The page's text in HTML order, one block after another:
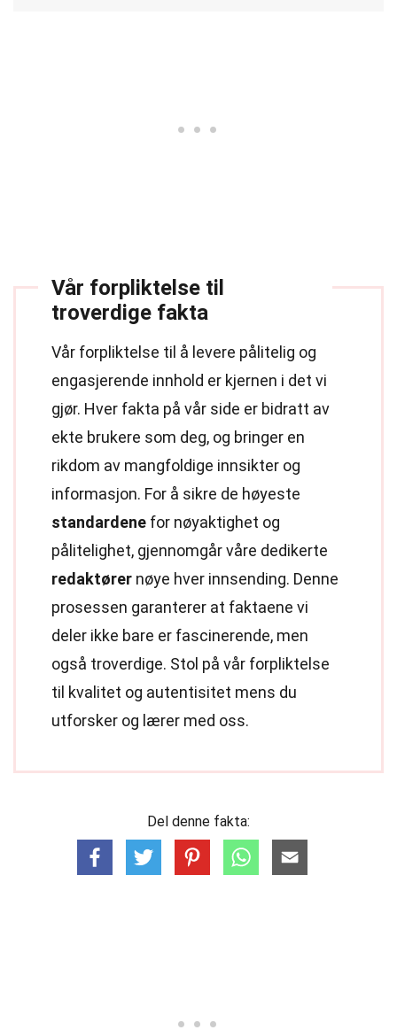
Vår forpliktelse til
troverdige fakta
Vår forpliktelse til å levere pålitelig og
engasjerende innhold er kjernen i det vi
gjør. Hver fakta på vår side er bidratt av
ekte brukere som deg, og bringer en
rikdom av mangfoldige innsikter og
informasjon. For å sikre de høyeste
standardene for nøyaktighet og
pålitelighet, gjennomgår våre dedikerte
redaktører nøye hver innsending. Denne
prosessen garanterer at faktaene vi
deler ikke bare er fascinerende, men
også troverdige. Stol på vår forpliktelse
til kvalitet og autentisitet mens du
utforsker og lærer med oss.
Del denne fakta: